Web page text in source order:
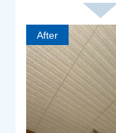
After